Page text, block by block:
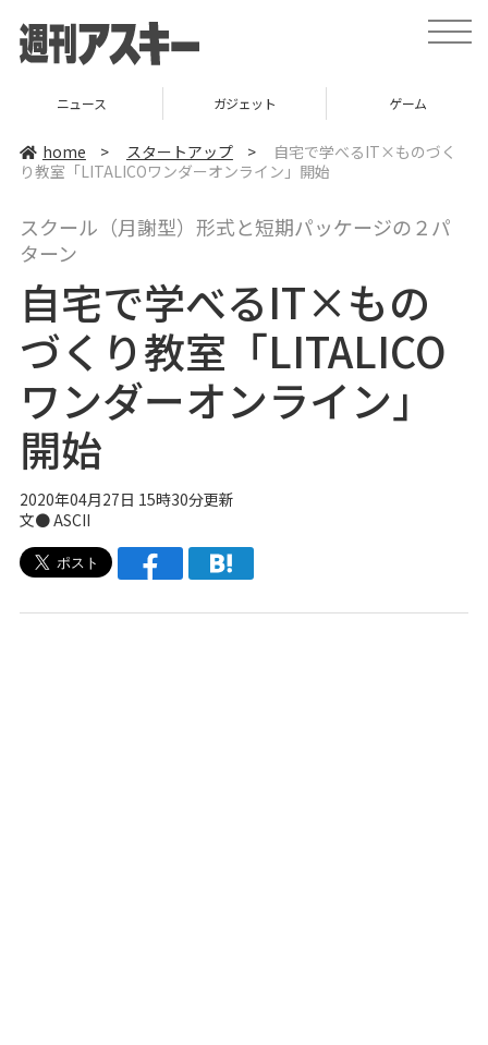
t
o
v
t
i
ニュース ガジェット ゲーム
home > スタートアップ >
自宅で学べるIT×ものづく
り教室「LITALICOワンダーオンライン」開始
スクール（月謝型）形式と短期パッケージの２パ
ターン
自宅で学べるIT×もの
づくり教室「LITALICO
ワンダーオンライン」
開始
2020年04月27日 15時30分更新
文● ASCII